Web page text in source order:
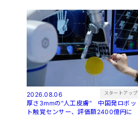
2026.08.06 スタートアップ
厚さ3mmの"人工皮膚" 中国発ロボッ
ト触覚センサー、評価額2400億円に